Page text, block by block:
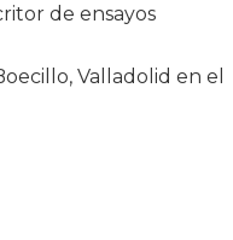
de ensayos
Valladolid en el